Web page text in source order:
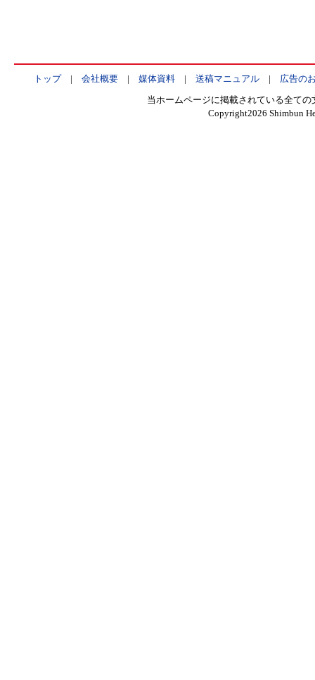
トップ| 会社概要| 媒体資料| 送稿マニュアル| 広告の
当ホームページに掲載されている全て
Copyright2026 Shimbun